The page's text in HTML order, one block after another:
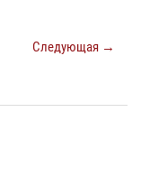
Следующая →